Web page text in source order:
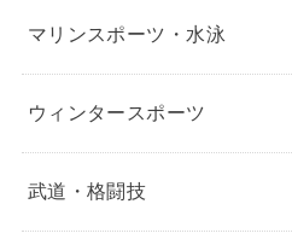
マリンスポーツ・水泳
ウィンタースポーツ
武道・格闘技